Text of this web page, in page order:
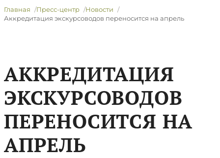
Главная Пресс-центр
Новости
Аккредитация экскурсоводов переносится на апрель
АККРЕДИТАЦИЯ
ЭКСКУРСОВОДОВ
ПЕРЕНОСИТСЯ НА
АПРЕЛЬ